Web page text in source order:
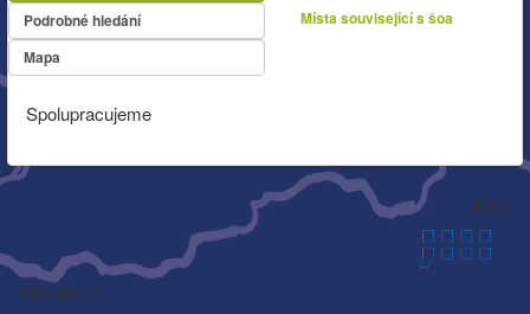
Podrobné hledání
Mapa
Místa související s šoa
Spolupracujeme
Autor
Děkujeme